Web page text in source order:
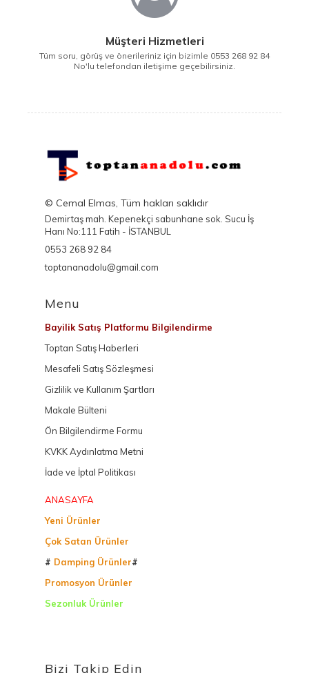
Müşteri Hizmetleri
Tüm soru, görüş ve önerileriniz için bizimle 0553 268 92 84
No'lu telefondan iletişime geçebilirsiniz.
© Cemal Elmas, Tüm hakları saklıdır
Demirtaş mah. Kepenekçi sabunhane sok. Sucu İş
Hanı No:111 Fatih - İSTANBUL
0553 268 92 84
toptananadolu@gmail.com
Menu
Bayilik Satış Platformu Bilgilendirme
Toptan Satış Haberleri
Mesafeli Satış Sözleşmesi
Gizlilik ve Kullanım Şartları
Makale Bülteni
Ön Bilgilendirme Formu
KVKK Aydınlatma Metni
İade ve İptal Politikası
ANASAYFA
Yeni Ürünler
Çok Satan Ürünler
# Damping Ürünler#
Promosyon Ürünler
Sezonluk Ürünler
Bizi Takip Edin